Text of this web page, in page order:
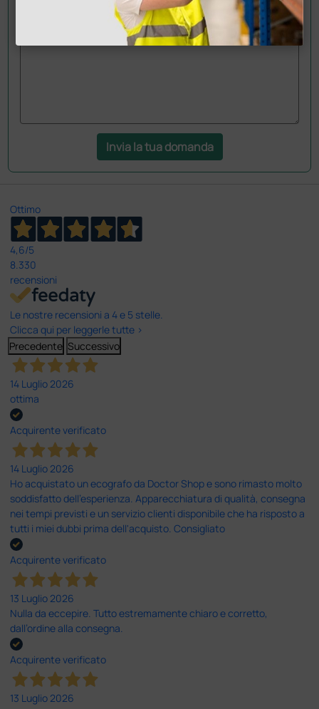
Invia ora la tua domanda ai colleghi che hanno già
acquistato questo prodotto.
Invia la tua domanda
Ottimo
4,6/5
8.330
recensioni
Le nostre recensioni a 4 e 5 stelle.
Clicca qui per leggerle tutte >
Precedente Successivo
14 Luglio 2026
ottima
Acquirente verificato
14 Luglio 2026
Ho acquistato un ecografo da Doctor Shop e sono rimasto molto
soddisfatto dell'esperienza. Apparecchiatura di qualità, consegna
nei tempi previsti e un servizio clienti disponibile che ha risposto a
tutti i miei dubbi prima dell'acquisto. Consigliato
Acquirente verificato
13 Luglio 2026
Nulla da eccepire. Tutto estremamente chiaro e corretto,
dall’ordine alla consegna.
Acquirente verificato
13 Luglio 2026